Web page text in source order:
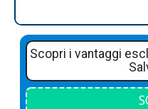
Scopri i vantaggi